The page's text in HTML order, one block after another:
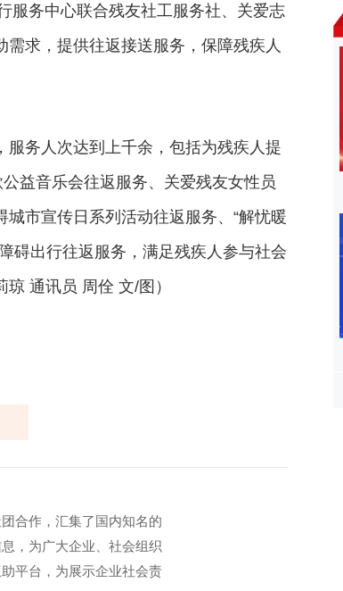
服务中心联合残友社工服务社、关爱志
求，提供往返接送服务，保障残疾人
务人次达到上千余，包括为残疾人提
益音乐会往返服务、关爱残友女性员
城市宣传日系列活动往返服务、“解忧暖
碍出行往返服务，满足残疾人参与社会
通讯员 周佺 文/图）
合作，汇集了国内知名的
，为广大企业、社会组织
平台，为展示企业社会责